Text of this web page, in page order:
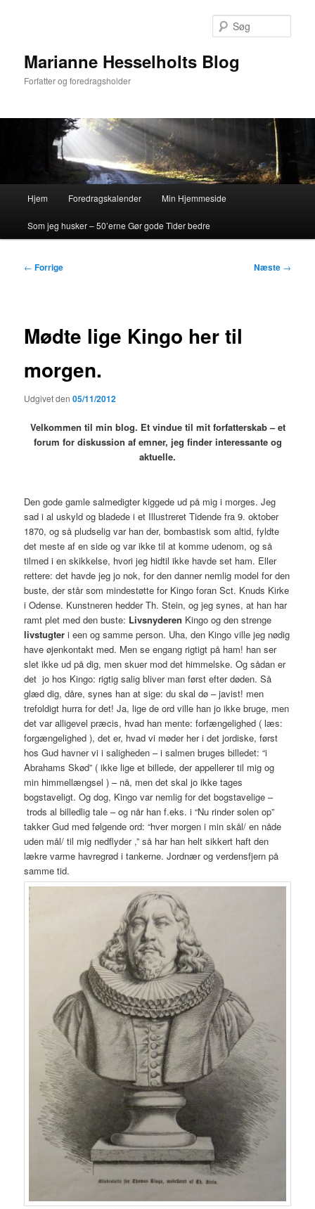
Marianne Hesselholts Blog
Forfatter og foredragsholder
Hjem Foredragskalender Min Hjemmeside
Som jeg husker – 50’erne Gør gode Tider bedre
Indlægsnavigation
← Forrige Næste →
Mødte lige Kingo her til
morgen.
Udgivet den05/11/2012
Velkommen til min blog. Et vindue til mit forfatterskab – et
forum for diskussion af emner, jeg finder interessante og
aktuelle.
Den gode gamle salmedigter kiggede ud på mig i morges. Jeg
sad i al uskyld og bladede i et Illustreret Tidende fra 9. oktober
1870, og så pludselig var han der, bombastisk som altid, fyldte
det meste af en side og var ikke til at komme udenom, og så
tilmed i en skikkelse, hvori jeg hidtil ikke havde set ham. Eller
rettere: det havde jeg jo nok, for den danner nemlig model for den
buste, der står som mindestøtte for Kingo foran Sct. Knuds Kirke
i Odense. Kunstneren hedder Th. Stein, og jeg synes, at han har
ramt plet med den buste: Livsnyderen Kingo og den strenge
livstugter i een og samme person. Uha, den Kingo ville jeg nødig
have øjenkontakt med. Men se engang rigtigt på ham! han ser
slet ikke ud på dig, men skuer mod det himmelske. Og sådan er
det jo hos Kingo: rigtig salig bliver man først efter døden. Så
glæd dig, dåre, synes han at sige: du skal dø – javist! men
trefoldigt hurra for det! Ja, lige de ord ville han jo ikke bruge, men
det var alligevel præcis, hvad han mente: forfængelighed ( læs:
forgængelighed ), det er, hvad vi møder her i det jordiske, først
hos Gud havner vi i saligheden – i salmen bruges billedet: “i
Abrahams Skød” ( ikke lige et billede, der appellerer til mig og
min himmellængsel ) – nå, men det skal jo ikke tages
bogstaveligt. Og dog, Kingo var nemlig for det bogstavelige –
trods al billedlig tale – og når han f.eks. i “Nu rinder solen op”
takker Gud med følgende ord: “hver morgen i min skål/ en nåde
uden mål/ til mig nedflyder ,” så har han helt sikkert haft den
lækre varme havregrød i tankerne. Jordnær og verdensfjern på
samme tid.